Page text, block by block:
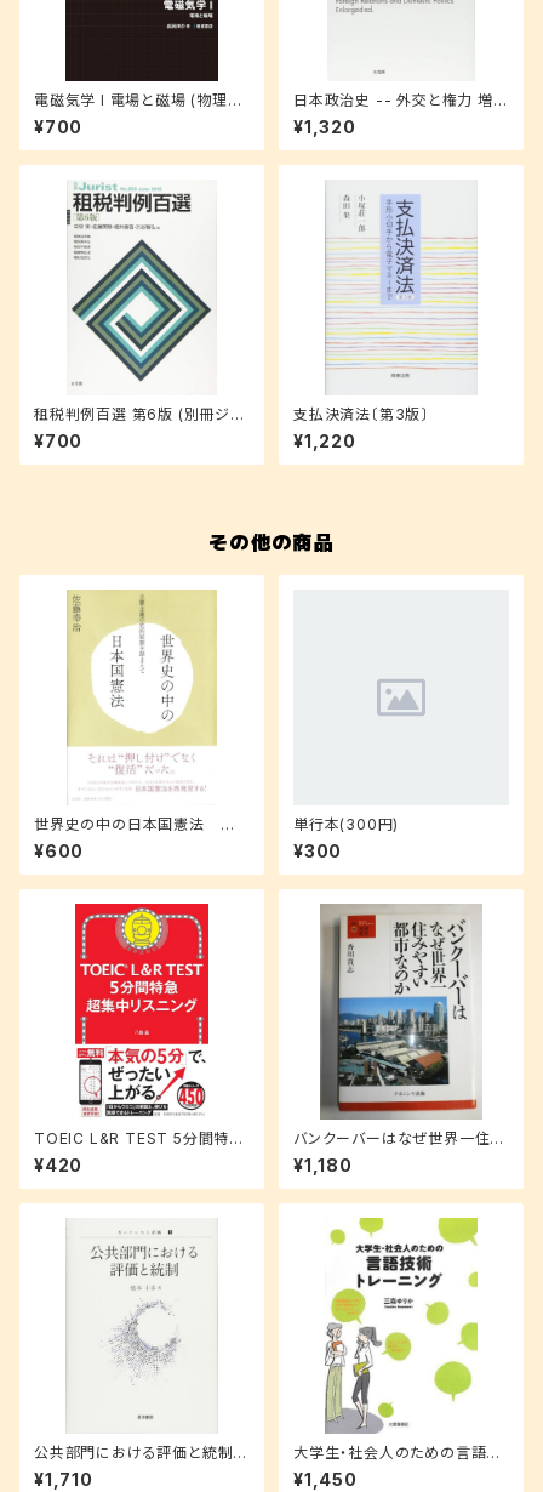
電磁気学 I 電場と磁場 (物理入
門コース 3)
¥700
日本政治史 -- 外交と権力 増補
版
¥1,320
租税判例百選 第6版 (別冊ジュ
リスト228号)
¥700
支払決済法〔第3版〕
¥1,220
その他の商品
世界史の中の日本国憲法 立
憲主義の史的展開を踏まえて
¥600
単行本(300円)
¥300
TOEIC L&R TEST 5分間特急
超集中リスニング (TOEIC TES
T 特急シリーズ)
¥420
バンクーバーはなぜ世界一住み
やすい都市なのか (叢書・地球
発見)
¥1,180
公共部門における評価と統制
(ガバナンスと評価)
¥1,710
大学生・社会人のための言語技
術トレーニング
¥1,450